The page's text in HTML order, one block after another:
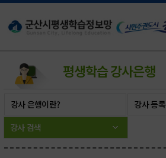
평생학습강사은행
강사 은행이란?
강사 등록
강사 검색